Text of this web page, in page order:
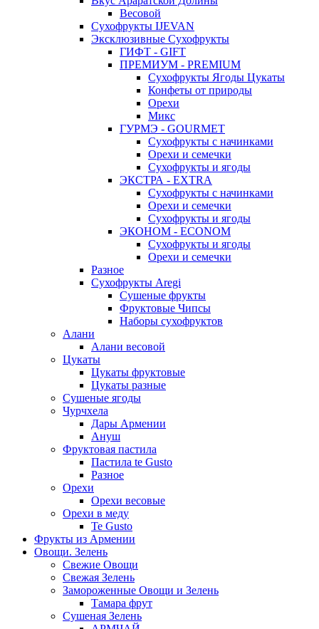
Весовой
Сухофрукты IJEVAN
Эксклюзивные Сухофрукты
ГИФТ - GIFT
ПРЕМИУМ - PREMIUM
Сухофрукты Ягоды Цукаты
Конфеты от природы
Орехи
Микс
ГУРМЭ - GOURMET
Сухофрукты с начинками
Орехи и семечки
Сухофрукты и ягоды
ЭКСТРА - EXTRA
Сухофрукты с начинками
Орехи и семечки
Сухофрукты и ягоды
ЭКОНОМ - ECONOM
Сухофрукты и ягоды
Орехи и семечки
Разное
Сухофрукты Aregi
Сушеные фрукты
Фруктовые Чипсы
Наборы сухофруктов
Алани
Алани весовой
Цукаты
Цукаты фруктовые
Цукаты разные
Сушеные ягоды
Чурчхела
Дары Армении
Ануш
Фруктовая пастила
Пастила te Gusto
Разное
Орехи
Орехи весовые
Орехи в меду
Te Gusto
Фрукты из Армении
Овощи. Зелень
Свежие Овощи
Свежая Зелень
Замороженные Овощи и Зелень
Тамара фрут
Сушеная Зелень